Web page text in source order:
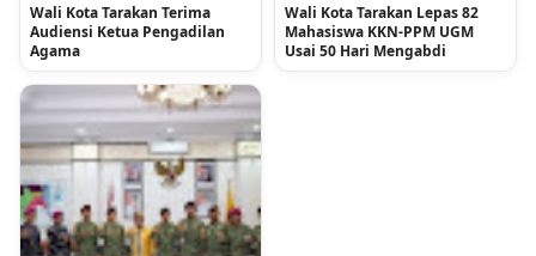
Wali Kota Tarakan Terima
Audiensi Ketua Pengadilan
Agama
Wali Kota Tarakan Lepas 82
Mahasiswa KKN-PPM UGM
Usai 50 Hari Mengabdi